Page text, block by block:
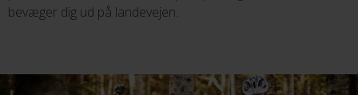
bevæger dig ud på landevejen.